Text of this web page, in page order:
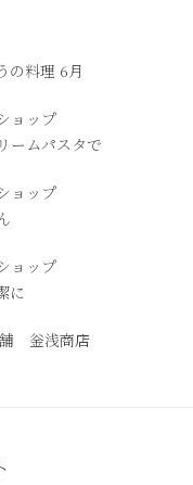
の料理 6月
ョップ
ームパスタで
ョップ
ョップ
に
釡浅商店